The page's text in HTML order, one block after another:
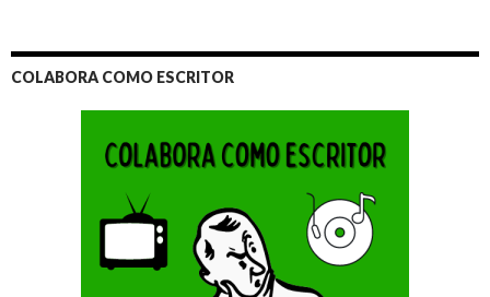
COLABORA COMO ESCRITOR